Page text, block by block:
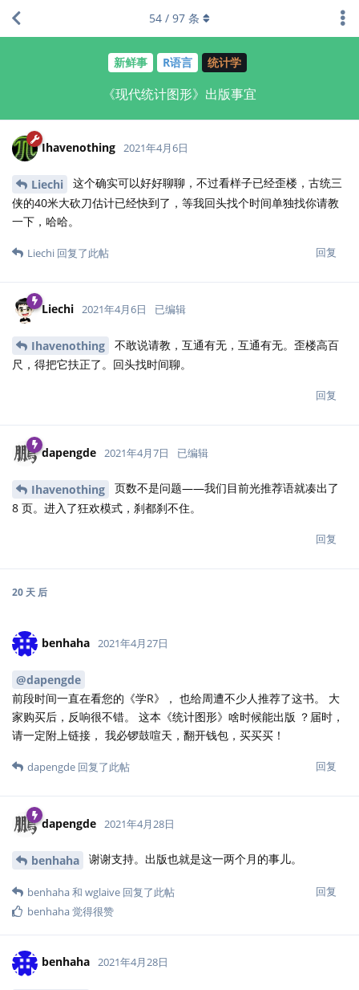
新鲜事 R语言 统计学
《现代统计图形》出版事宜
54 / 97 条
Ihavenothing 2021年4月6日
Liechi
这个确实可以好好聊聊，不过看样子已经歪楼，古统三
侠的40米大砍刀估计已经快到了，等我回头找个时间单独找你请教
一下，哈哈。
回复
Liechi 回复了此帖
Liechi 2021年4月6日 已编辑
Ihavenothing
不敢说请教，互通有无，互通有无。歪楼高百
尺，得把它扶正了。回头找时间聊。
回复
dapengde 2021年4月7日 已编辑
Ihavenothing
页数不是问题——我们目前光推荐语就凑出了
8 页。进入了狂欢模式，刹都刹不住。
回复
20 天 后
benhaha 2021年4月27日
@dapengde
前段时间一直在看您的《学R》， 也给周遭不少人推荐了这书。 大
家购买后，反响很不错。 这本《统计图形》啥时候能出版 ？届时，
请一定附上链接， 我必锣鼓喧天，翻开钱包，买买买！
回复
dapengde 回复了此帖
dapengde 2021年4月28日
benhaha 谢谢支持。出版也就是这一两个月的事儿。
回复
benhaha和 wglaive 回复了此帖
benhaha觉得很赞
benhaha 2021年4月28日